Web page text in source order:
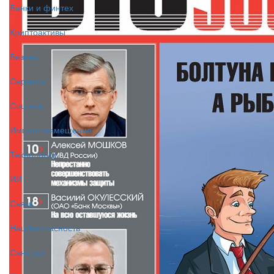
Банки и финтех
Криптоактивы
Бизнес
Сервисы
Соцсети
Импортозамещение
Технологии
ИИ
Связь
Нацбезопасность
Санкции